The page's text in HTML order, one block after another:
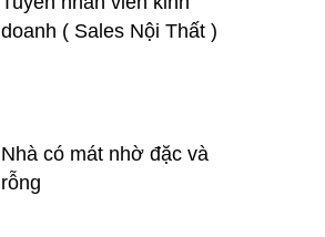
doanh ( Sales Nội Thất )
Nhà có mát nhờ đặc và
rỗng